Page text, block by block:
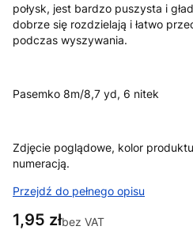
połysk, jest bardzo puszysta i
dobrze się rozdzielają i łatwo
podczas wyszywania.
Pasemko 8m/8,7 yd, 6 nitek
Zdjęcie poglądowe, kolor
numeracją.
Przejdź do pełnego opisu
Cena
1,95 złbez VAT